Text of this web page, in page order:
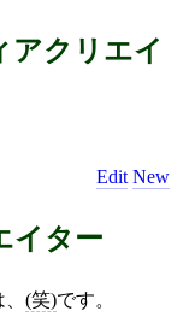
アクリエイ
Edit New
イター
(笑)です。